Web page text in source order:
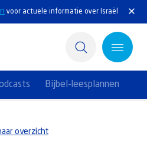
voor actuele informatie over Israël
Bijbel-leesplannen
overzicht